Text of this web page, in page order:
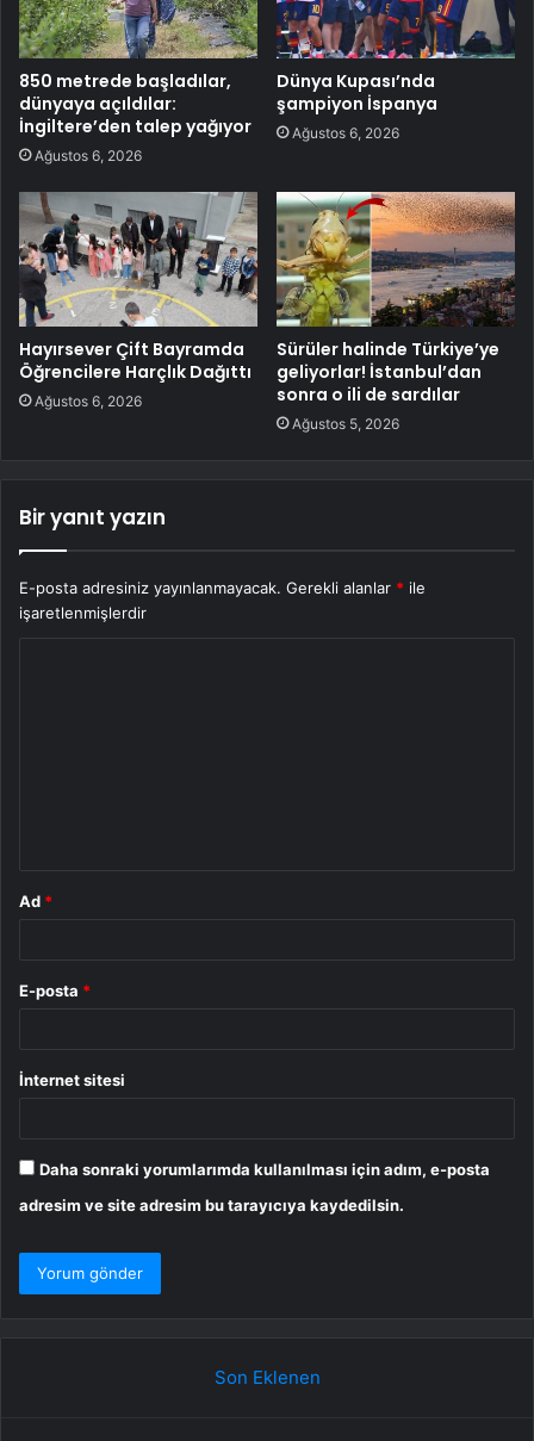
850 metrede başladılar,
dünyaya açıldılar:
İngiltere’den talep yağıyor
Ağustos 6, 2026
Dünya Kupası’nda
şampiyon İspanya
Ağustos 6, 2026
Hayırsever Çift Bayramda
Öğrencilere Harçlık Dağıttı
Ağustos 6, 2026
Sürüler halinde Türkiye’ye
geliyorlar! İstanbul’dan
sonra o ili de sardılar
Ağustos 5, 2026
Bir yanıt yazın
E-posta adresiniz yayınlanmayacak. Gerekli alanlar * ile
işaretlenmişlerdir
Ad *
E-posta *
İnternet sitesi
Daha sonraki yorumlarımda kullanılması için adım, e-posta
adresim ve site adresim bu tarayıcıya kaydedilsin.
Son Eklenen